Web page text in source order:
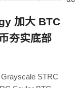
加大 BTC
夯实底部
STRC